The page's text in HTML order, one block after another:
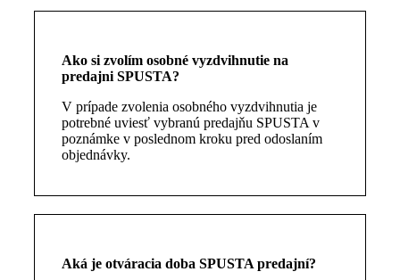
Ako si zvolím osobné vyzdvihnutie na
predajni SPUSTA?
V prípade zvolenia osobného vyzdvihnutia je
potrebné uviesť vybranú predajňu SPUSTA v
poznámke v poslednom kroku pred odoslaním
objednávky.
Aká je otváracia doba SPUSTA predajní?